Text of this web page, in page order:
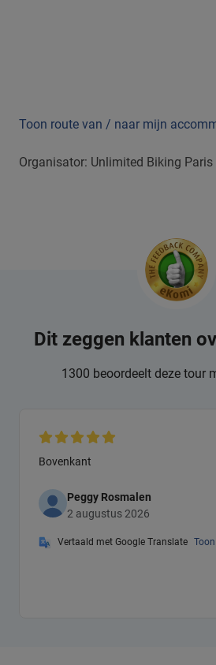
Toon route van / naar mijn
Organisator: Unlimited Biking Paris
Dit zeggen klanten
1300 beoordeelt deze tour
Bovenkant
Peggy Rosmalen
2 augustus 2026
Vertaald met Google Translate